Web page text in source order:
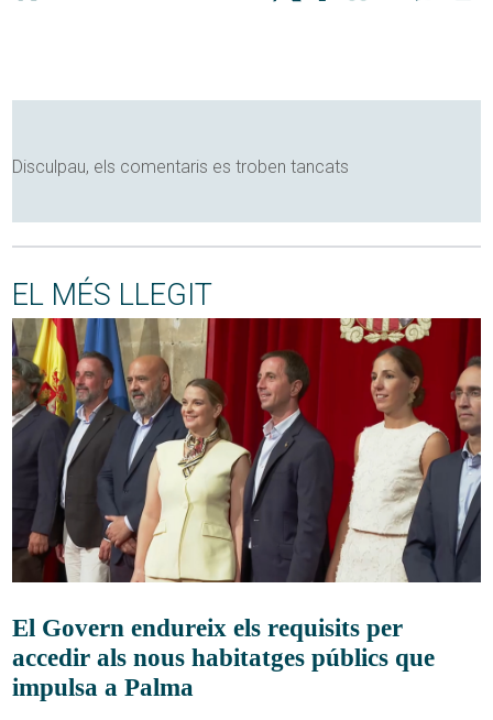
Disculpau, els comentaris es troben tancats
EL MÉS LLEGIT
El Govern endureix els requisits per
accedir als nous habitatges públics que
impulsa a Palma